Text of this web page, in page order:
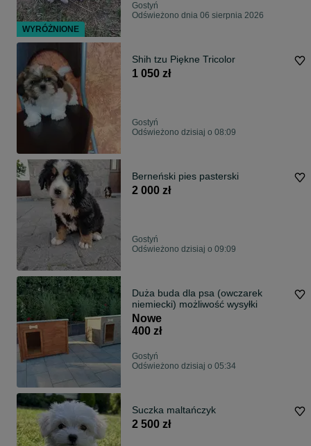
Gostyń
Odświeżono dnia 06 sierpnia 2026
Shih tzu Piękne Tricolor
1 050 zł
Gostyń
Odświeżono dzisiaj o 08:09
Berneński pies pasterski
2 000 zł
Gostyń
Odświeżono dzisiaj o 09:09
Duża buda dla psa (owczarek
niemiecki) możliwość wysyłki
Nowe
400 zł
Gostyń
Odświeżono dzisiaj o 05:34
Suczka maltańczyk
2 500 zł
WYRÓŻNIONE